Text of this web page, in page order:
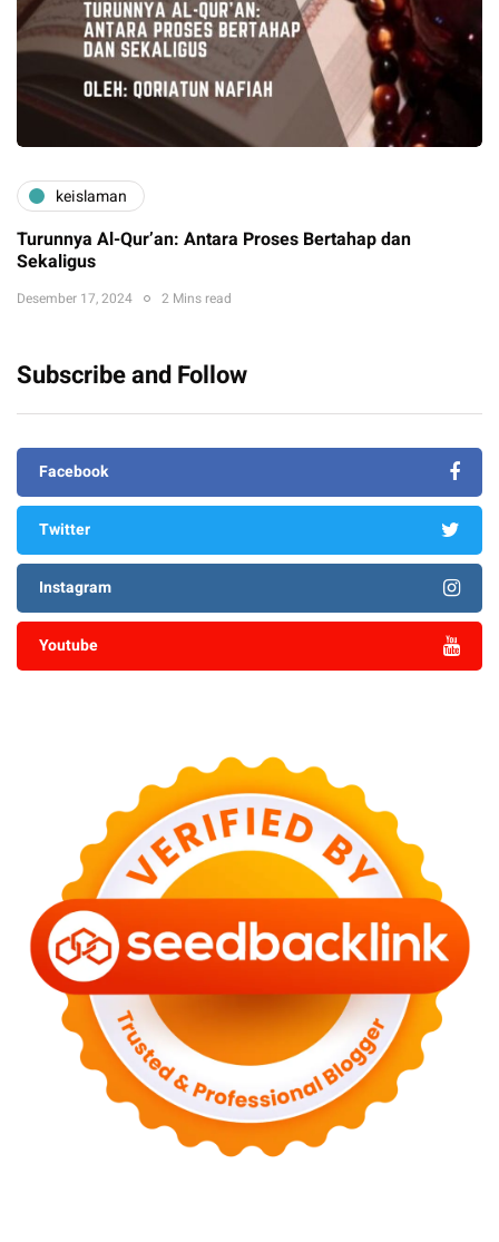
keislaman
Turunnya Al-Qur’an: Antara Proses Bertahap dan
Sekaligus
Desember 17, 2024 2 Mins read
Subscribe and Follow
Facebook
Twitter
Instagram
Youtube